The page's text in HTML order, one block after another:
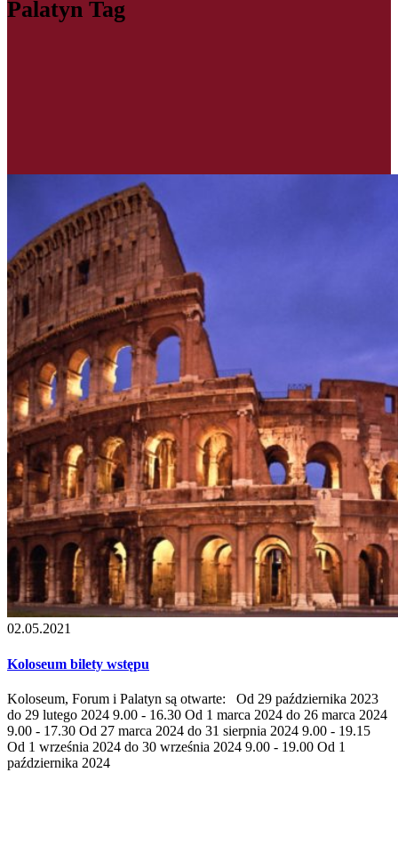
Palatyn Tag
02.05.2021
Koloseum bilety wstępu
Koloseum, Forum i Palatyn są otwarte: Od 29 października 2023
do 29 lutego 2024 9.00 - 16.30 Od 1 marca 2024 do 26 marca 2024
9.00 - 17.30 Od 27 marca 2024 do 31 sierpnia 2024 9.00 - 19.15
Od 1 września 2024 do 30 września 2024 9.00 - 19.00 Od 1
października 2024